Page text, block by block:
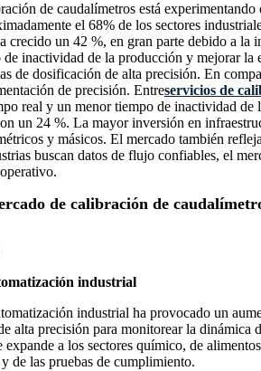
de caudalímetros está
el 68% de los sectores
crecido un 42 %, en gran parte debido a
inactividad de la producción y mejorar la
de dosificación de alta precisión. En
de precisión. Entreservicios de
real y un menor tiempo de inactividad
un 24 %. La mayor inversión en
y másicos. El mercado también
buscan datos de flujo confiables, el
de calibración de
industrial
industrial ha provocado un
alta precisión para monitorear la
expande a los sectores químico, de
de las pruebas de cumplimiento.